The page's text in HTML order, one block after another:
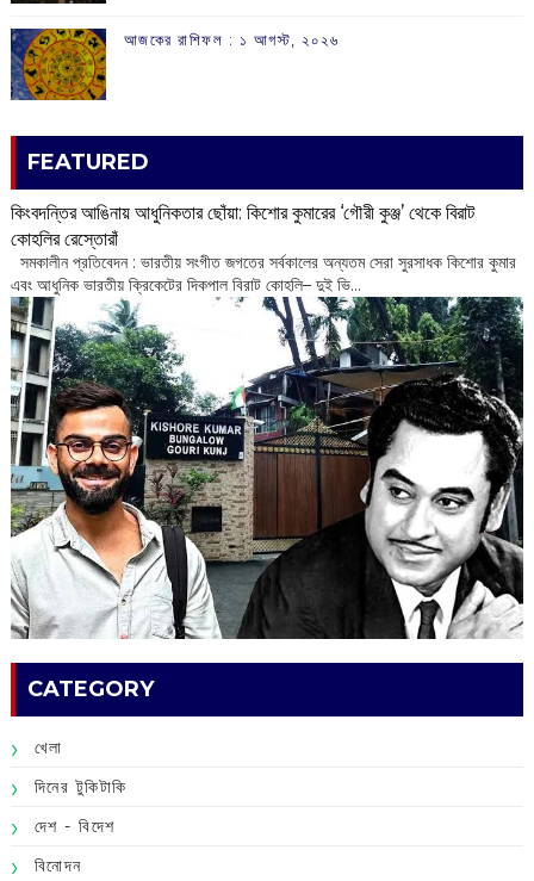
আজকের রাশিফল :‌ ‌‌১ আগস্ট, ২০২৬
FEATURED
কিংবদন্তির আঙিনায় আধুনিকতার ছোঁয়া: কিশোর কুমারের ‘গৌরী কুঞ্জ’ থেকে বিরাট
কোহলির রেস্তোরাঁ
‌ সমকালীন প্রতিবেদন : ভারতীয় সংগীত জগতের সর্বকালের অন্যতম সেরা সুরসাধক কিশোর কুমার
এবং আধুনিক ভারতীয় ক্রিকেটের দিকপাল বিরাট কোহলি– ‌দুই ভি...
CATEGORY
খেলা
দিনের টুকিটাকি
দেশ - বিদেশ
বিনোদন